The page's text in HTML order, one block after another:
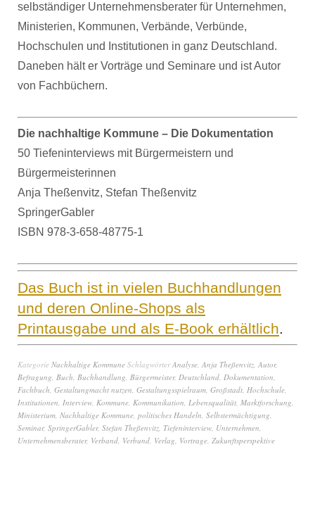
selbständiger Unternehmensberater für Unternehmen,
Ministerien, Kommunen, Verbände, Verbünde,
Hochschulen und Institutionen in ganz Deutschland.
Daneben hält er Vorträge und Seminare und ist Autor
von Fachbüchern.
Die nachhaltige Kommune – Die Dokumentation
50 Tiefeninterviews mit Bürgermeistern und
Bürgermeisterinnen
Anja Theßenvitz, Stefan Theßenvitz
SpringerGabler
ISBN 978-3-658-48775-1
Das Buch ist in vielen Buchhandlungen
und deren Online-Shops als
Printausgabe und als E-Book erhältlich.
Kategorie Nachhaltige Kommune SchlagwörterAnalyse, Anja Theßenvitz, Autor,
Befragung, Buch, Buchhandlung, Bürgermeister, Deutschland, Dokumentation,
Fachbuch, Gestaltungmacht nutzen, Gestaltungsspielraum, Großstadt, Hochschule,
Institutionen, Interview, Kommune, Kommunikation, Lebensqualität, Marktforschung,
Ministerium, Nachhaltige Kommune, politisches Handeln, Selbstermächtigung,
Seminar, SpringerGabler, Stefan Theßenvitz, Tiefeninterview, Unternehmen,
Unternehmensberater, Verband, Verbund, Verlag, Vortrage, Zukunftsperspektive